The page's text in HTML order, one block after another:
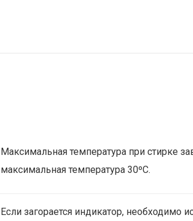
Максимальная температура при стирке
максимальная температура 30ºC.
Если загорается индикатор,